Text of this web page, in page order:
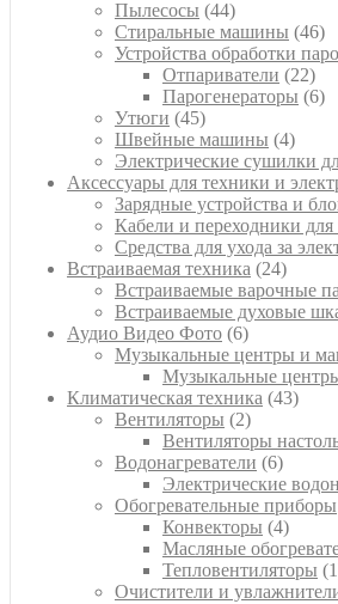
Пылесосы 4444
товара
Стиральные машины 4646
Устройства обработки
Отпариватели 2222
Парогенераторы 66
Утюги 4545
товаров
Швейные машины 44
Электрические сушилки
Аксессуары для техники и
Зарядные устройства и
Кабели и переходники для
Средства для ухода за
Встраиваемая техника 2424
товара
Встраиваемые варочные
Встраиваемые духовые
Аудио Видео Фото 66
товаров
Музыкальные центры и
Музыкальные
Климатическая техника 4343
Вентиляторы 22
товара
Вентиляторы
Водонагреватели 66
товаров
Электрические
Обогревательные приборы
Конвекторы 44
товара
Масляные
Тепловентиляторы 1
Очистители и